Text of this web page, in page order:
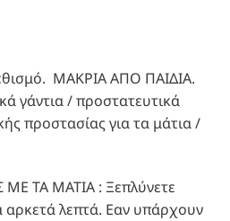
ΜΑΚΡΙΑ ΑΠΟ ΠΑΙΔΙΑ.
γάντια / προστατευτικά
προστασίας για τα μάτια /
ΤΑ ΜΑΤΙΑ : Ξεπλύνετε
αρκετά λεπτά. Εαν υπάρχουν